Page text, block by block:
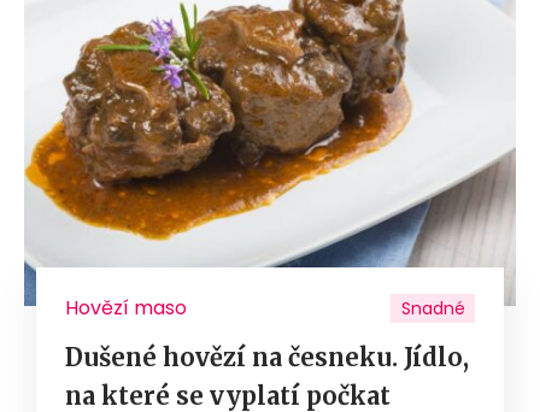
Hovězí maso Snadné
Dušené hovězí na česneku. Jídlo,
na které se vyplatí počkat